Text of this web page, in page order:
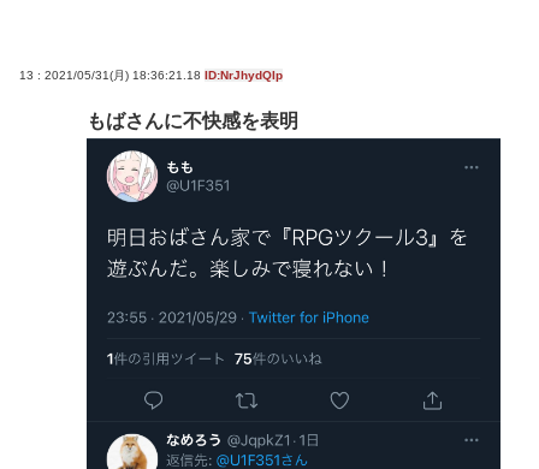
13 : 2021/05/31(月) 18:36:21.18 ID:NrJhydQIp
もばさんに不快感を表明